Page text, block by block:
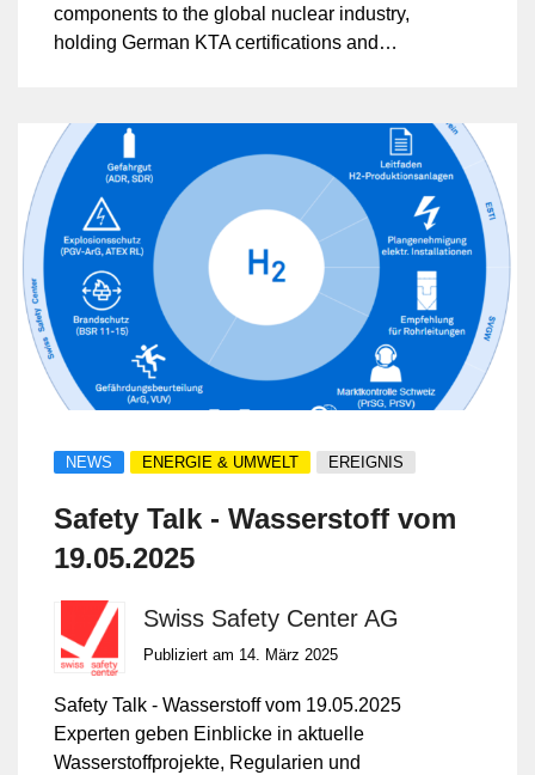
components to the global nuclear industry,
holding German KTA certifications and
AD 2000 certifications. Specializing in
pressure vessels and piping systems, KB
Schmiedetechnik provides reliable
solutions for industries like petrochemical,
power generation, pharmaceuticals, and
cryogenics, ensuring strength, safety in
critical applications.
NEWS ENERGIE & UMWELT EREIGNIS
Safety Talk - Wasserstoff vom
19.05.2025
Swiss Safety Center AG
Publiziert am 14. März 2025
Safety Talk - Wasserstoff vom 19.05.2025
Experten geben Einblicke in aktuelle
Wasserstoffprojekte, Regularien und